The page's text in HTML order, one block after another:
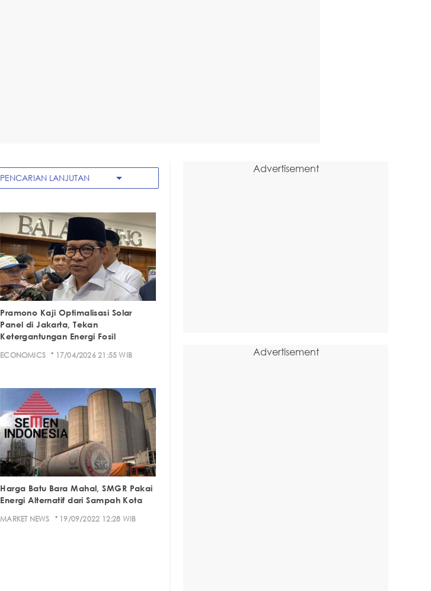
PENCARIAN LANJUTAN arrow_drop_down
Pramono Kaji Optimalisasi Solar
Panel di Jakarta, Tekan
Ketergantungan Energi Fosil
ECONOMICS · 17/04/2026 21:55 WIB
Harga Batu Bara Mahal, SMGR Pakai
Energi Alternatif dari Sampah Kota
MARKET NEWS · 19/09/2022 12:28 WIB
Advertisement
Advertisement